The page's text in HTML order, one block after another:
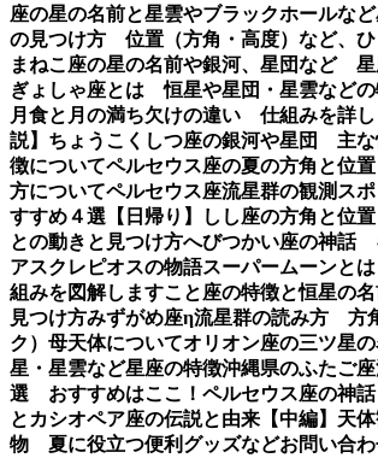
座の星の名前と星雲やブラックホールな
の見つけ方 位置（方角・高度）など、ひ
まねこ座の星の名前や銀河、星団など
ぎょしゃ座とは 恒星や星団・星雲など
月食と月の満ち欠けの違い 仕組みを詳し
説】 ちょうこくしつ座の銀河や星団 主
徴についてペルセウス座の夏の方角と位
方についてペルセウス座流星群の観測ス
すすめ４選【日帰り】
しし座の方角と位
との動きと見つけ方へびつかい座の神話
アスクレピオスの物語スーパームーンと
組みを図解しますこと座の特徴と恒星の
見つけ方みずがめ座η流星群の読み方 方
ク）母天体についてオリオン座の三ツ星
星・星雲など星座の特徴沖縄県のふたご
選 おすすめはここ！ ペルセウス座の神
とカシオペア座の伝説と由来【中編】 天
物 夏に役立つ便利グッズなどお問い合